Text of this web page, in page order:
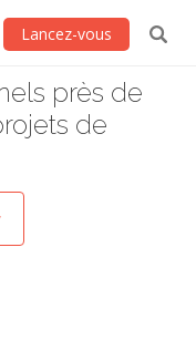
Lancez-vous
près de
de